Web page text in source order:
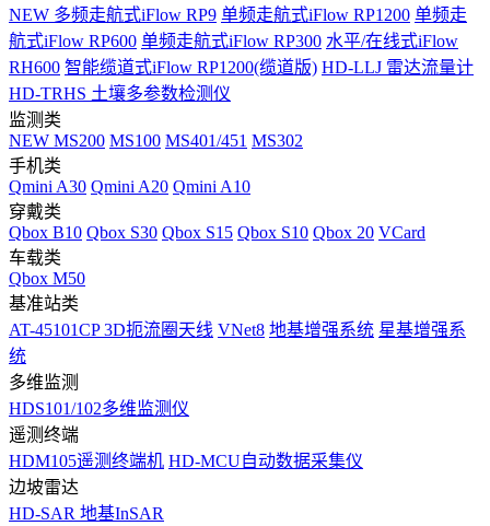
NEW 多频走航式iFlow RP9 单频走航式iFlow RP1200 单频走
航式iFlow RP600 单频走航式iFlow RP300 水平/在线式iFlow
RH600 智能缆道式iFlow RP1200(缆道版) HD-LLJ 雷达流量计
HD-TRHS 土壤多参数检测仪
监测类
NEW MS200 MS100 MS401/451 MS302
手机类
Qmini A30 Qmini A20 Qmini A10
穿戴类
Qbox B10 Qbox S30 Qbox S15 Qbox S10 Qbox 20 VCard
车载类
Qbox M50
基准站类
AT-45101CP 3D扼流圈天线 VNet8 地基增强系统 星基增强系
统
多维监测
HDS101/102多维监测仪
遥测终端
HDM105遥测终端机 HD-MCU自动数据采集仪
边坡雷达
HD-SAR 地基InSAR